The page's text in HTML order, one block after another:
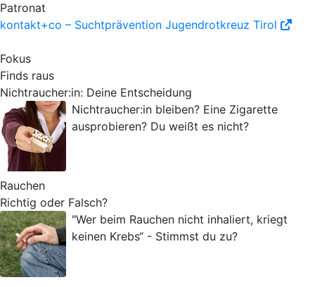
Patronat
kontakt+co – Suchtprävention Jugendrotkreuz Tirol
Fokus
Finds raus
Nichtraucher:in: Deine Entscheidung
Nichtraucher:in bleiben? Eine Zigarette
ausprobieren? Du weißt es nicht?
Rauchen
Richtig oder Falsch?
"Wer beim Rauchen nicht inhaliert, kriegt
keinen Krebs“ - Stimmst du zu?